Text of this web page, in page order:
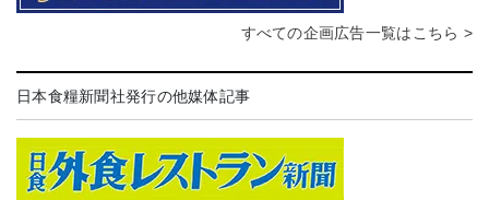
すべての企画広告一覧はこちら >
日本食糧新聞社発行の他媒体記事